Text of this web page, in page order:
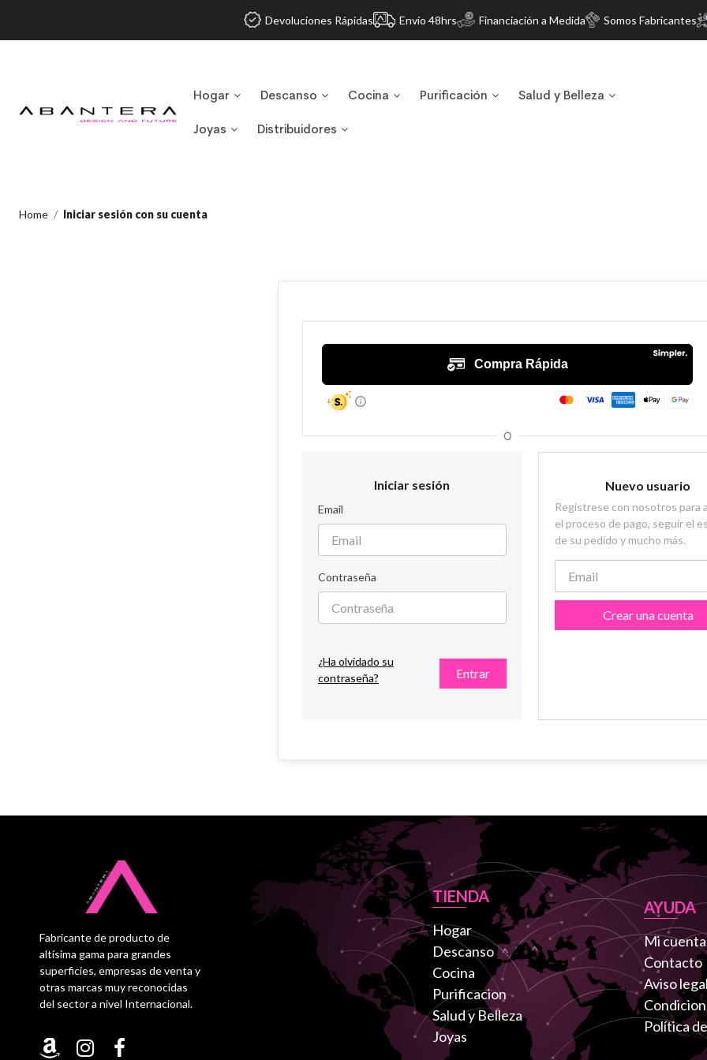
Devoluciones Rápidas Envío 48hrs Financiación a Medida Somos Fabricantes
Hogar Descanso Cocina Purificación Salud y Belleza
Joyas Distribuidores
Home Iniciar sesión con su cuenta
Iniciar sesión
Email
Contraseña
¿Ha olvidado su
contraseña?
Entrar
Nuevo usuario
Regístrese con nosotros para
el proceso de pago, seguir el
de su pedido y mucho más.
Crear una cuenta
Fabricante de producto de
altísima gama para grandes
superficies, empresas de venta y
otras marcas muy reconocidas
del sector a nivel Internacional.
TIENDA
Hogar
Descanso
Cocina
Purificacion
Salud y Belleza
Joyas
AYUDA
Mi cuenta
Contacto
Aviso legal
Política